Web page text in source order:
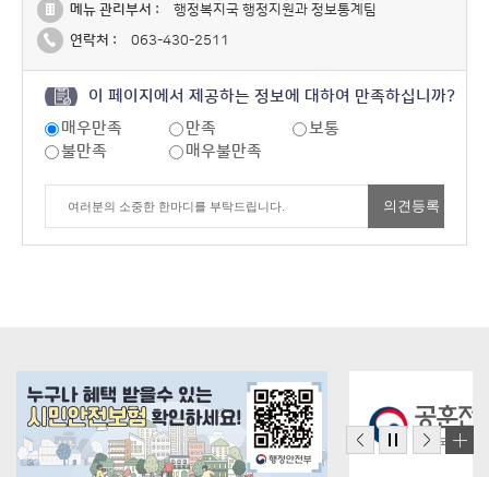
메뉴 관리부서 :
행정복지국 행정지원과 정보통계팀
연락처 :
063-430-2511
이 페이지에서 제공하는 정보에 대하여 만족하십니까?
매우만족
만족
보통
불만족
매우불만족